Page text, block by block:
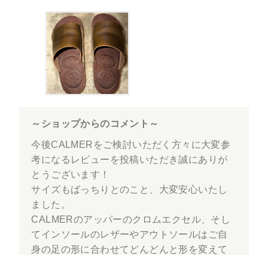
～ショップからのコメント～
今後CALMERをご検討いただく方々に大変参
考になるレビューを投稿いただき誠にありが
とうございます！
サイズもばっちりとのこと、大変安心いたし
ました。
CALMERのアッパーのクロムエクセル、そし
てインソールのレザーやアウトソールはご自
身の足の形に合わせてどんどんと形を変えて